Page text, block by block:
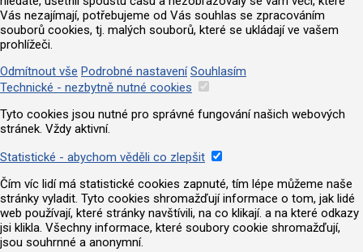
Vás nezajímají, potřebujeme od Vás souhlas se zpracováním
souborů cookies, tj. malých souborů, které se ukládají ve vašem
prohlížeči.
Odmítnout vše Podrobné nastavení Souhlasím
Technické - nezbytně nutné cookies
Tyto cookies jsou nutné pro správné fungování našich webových
stránek. Vždy aktivní.
Statistické - abychom věděli co zlepšit
Čím víc lidí má statistické cookies zapnuté, tím lépe můžeme naše
stránky vyladit. Tyto cookies shromažďují informace o tom, jak lidé
web používají, které stránky navštívili, na co klikají. a na které odkazy
jsi klikla. Všechny informace, které soubory cookie shromažďují,
jsou souhrnné a anonymní.